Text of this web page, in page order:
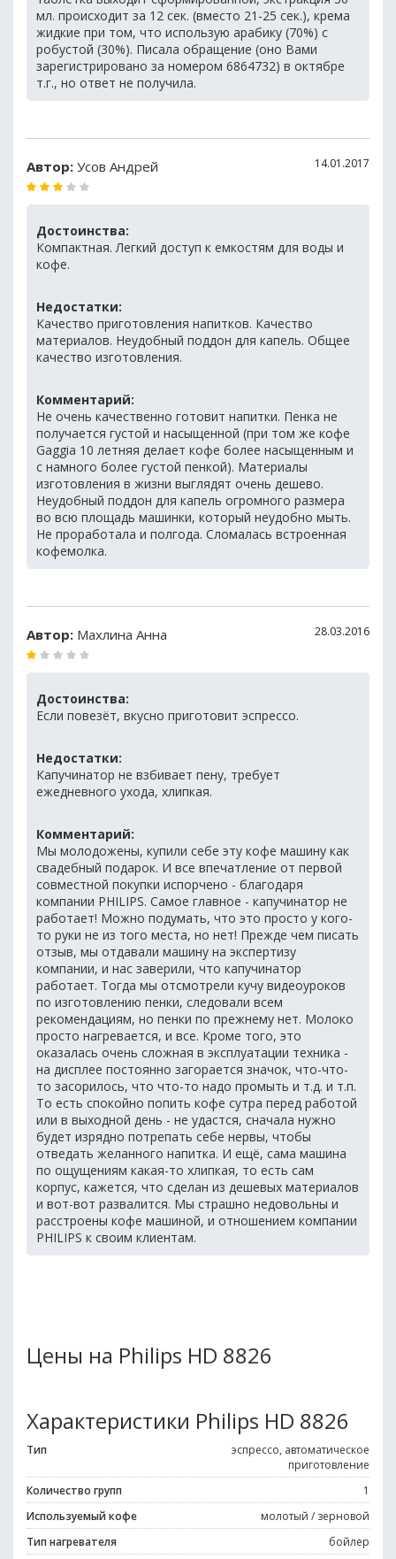
мл. происходит за 12 сек. (вместо 21-25 сек.), крема
жидкие при том, что использую арабику (70%) с
робустой (30%). Писала обращение (оно Вами
зарегистрировано за номером 6864732) в октябре
т.г., но ответ не получила.
Автор: Усов Андрей 14.01.2017
Достоинства:
Компактная. Легкий доступ к емкостям для воды и
кофе.
Недостатки:
Качество приготовления напитков. Качество
материалов. Неудобный поддон для капель. Общее
качество изготовления.
Комментарий:
Не очень качественно готовит напитки. Пенка не
получается густой и насыщенной (при том же кофе
Gaggia 10 летняя делает кофе более насыщенным и
с намного более густой пенкой). Материалы
изготовления в жизни выглядят очень дешево.
Неудобный поддон для капель огромного размера
во всю площадь машинки, который неудобно мыть.
Не проработала и полгода. Сломалась встроенная
кофемолка.
Автор: Махлина Анна 28.03.2016
Достоинства:
Если повезёт, вкусно приготовит эспрессо.
Недостатки:
Капучинатор не взбивает пену, требует
ежедневного ухода, хлипкая.
Комментарий:
Мы молодожены, купили себе эту кофе машину как
свадебный подарок. И все впечатление от первой
совместной покупки испорчено - благодаря
компании PHILIPS. Самое главное - капучинатор не
работает! Можно подумать, что это просто у кого-
то руки не из того места, но нет! Прежде чем писать
отзыв, мы отдавали машину на экспертизу
компании, и нас заверили, что капучинатор
работает. Тогда мы отсмотрели кучу видеоуроков
по изготовлению пенки, следовали всем
рекомендациям, но пенки по прежнему нет. Молоко
просто нагревается, и все. Кроме того, это
оказалась очень сложная в эксплуатации техника -
на дисплее постоянно загорается значок, что-что-
то засорилось, что что-то надо промыть и т.д. и т.п.
То есть спокойно попить кофе сутра перед работой
или в выходной день - не удастся, сначала нужно
будет изрядно потрепать себе нервы, чтобы
отведать желанного напитка. И ещё, сама машина
по ощущениям какая-то хлипкая, то есть сам
корпус, кажется, что сделан из дешевых материалов
и вот-вот развалится. Мы страшно недовольны и
расстроены кофе машиной, и отношением компании
PHILIPS к своим клиентам.
Цены на Philips HD 8826
Характеристики Philips HD 8826
Тип
эспрессо, автоматическое
приготовление
Количество групп
1
Используемый кофе
молотый / зерновой
Тип нагревателя
бойлер